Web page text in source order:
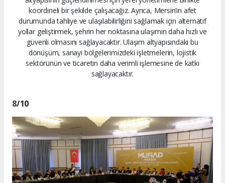
koordineli bir şekilde çalışacağız. Ayrıca, Mersin’in afet
durumunda tahliye ve ulaşılabilirliğini sağlamak için alternatif
yollar geliştirmek, şehrin her noktasına ulaşımın daha hızlı ve
güvenli olmasını sağlayacaktır. Ulaşım altyapısındaki bu
dönüşüm, sanayi bölgelerimizdeki işletmelerin, lojistik
sektörünün ve ticaretin daha verimli işlemesine de katkı
sağlayacaktır.
8/10